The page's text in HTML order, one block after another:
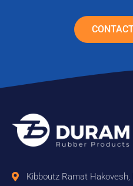
Kibboutz Ramat Hakovesh,